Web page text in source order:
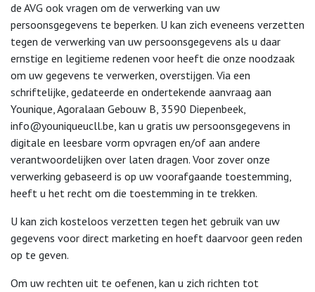
de AVG ook vragen om de verwerking van uw
persoonsgegevens te beperken. U kan zich eveneens verzetten
tegen de verwerking van uw persoonsgegevens als u daar
ernstige en legitieme redenen voor heeft die onze noodzaak
om uw gegevens te verwerken, overstijgen. Via een
schriftelijke, gedateerde en ondertekende aanvraag aan
Younique, Agoralaan Gebouw B, 3590 Diepenbeek,
info@youniqueucll.be, kan u gratis uw persoonsgegevens in
digitale en leesbare vorm opvragen en/of aan andere
verantwoordelijken over laten dragen. Voor zover onze
verwerking gebaseerd is op uw voorafgaande toestemming,
heeft u het recht om die toestemming in te trekken.
U kan zich kosteloos verzetten tegen het gebruik van uw
gegevens voor direct marketing en hoeft daarvoor geen reden
op te geven.
Om uw rechten uit te oefenen, kan u zich richten tot